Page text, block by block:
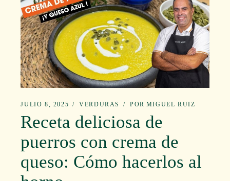
JULIO 8, 2025 VERDURAS POR MIGUEL RUIZ
Receta deliciosa de
puerros con crema de
queso: Cómo hacerlos al